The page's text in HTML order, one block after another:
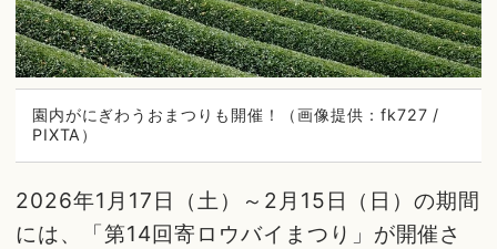
園内がにぎわうおまつりも開催！（画像提供：fk727 /
PIXTA）
2026年1月17日（土）～2月15日（日）の期間
には、「第14回寄ロウバイまつり」が開催さ